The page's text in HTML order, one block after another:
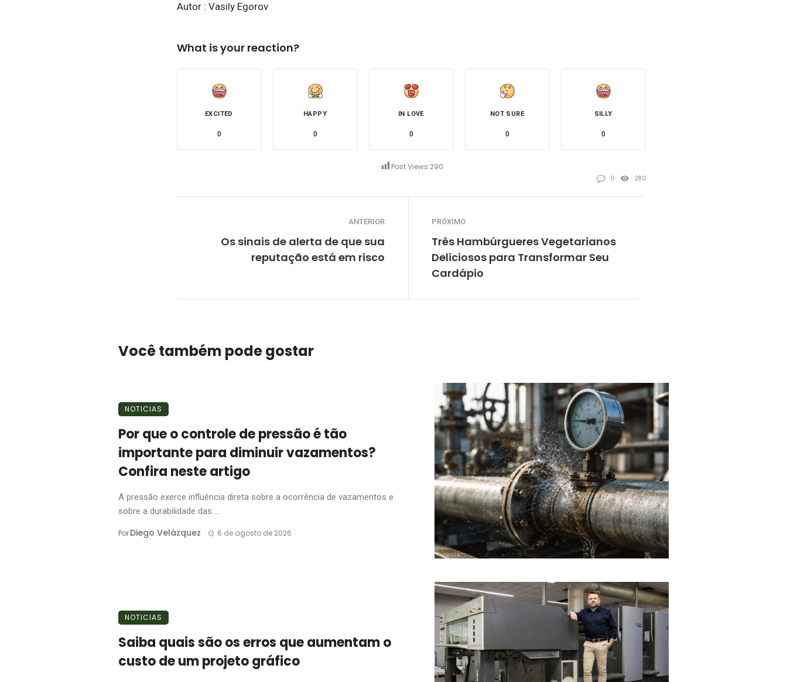
Autor : Vasily Egorov
Post Views:290
What is your reaction?
EXCITED
0
HAPPY
0
IN LOVE
0
NOT SURE
0
SILLY
0
0 280
ANTERIOR
Os sinais de alerta de que sua
reputação está em risco
PRÓXIMO
Três Hambúrgueres Vegetarianos
Deliciosos para Transformar Seu
Cardápio
Você também pode gostar
NOTICIAS
Por que o controle de pressão é tão
importante para diminuir vazamentos?
Confira neste artigo
A pressão exerce influência direta sobre a ocorrência de vazamentos e
sobre a durabilidade das ...
PorDiego Velázquez 6 de agosto de 2026
NOTICIAS
Saiba quais são os erros que aumentam o
custo de um projeto gráfico